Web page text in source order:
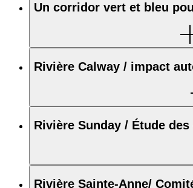
Un corridor vert et bleu
Rivière Calway / impact
Rivière Sunday / Étude
Rivière Sainte-Anne/